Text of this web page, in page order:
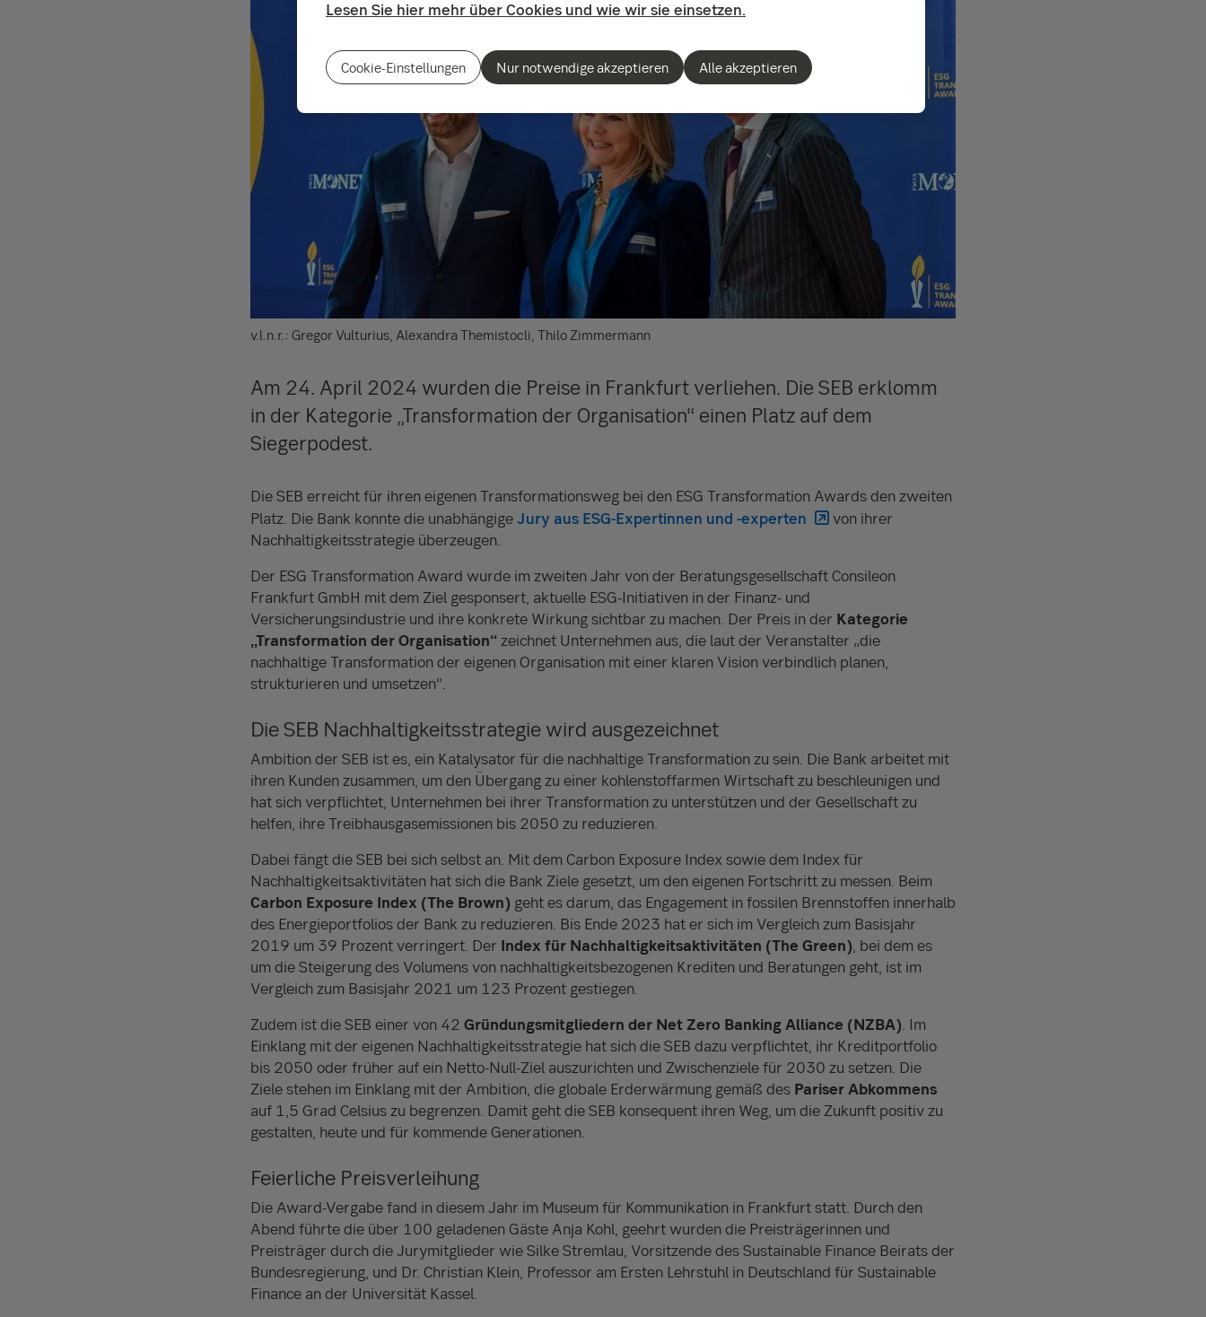
v.l.n.r.: Gregor Vulturius, Alexandra Themistocli, Thilo Zimmermann
Am 24. April 2024 wurden die Preise in Frankfurt verliehen. Die SEB erklomm
in der Kategorie „Transformation der Organisation“ einen Platz auf dem
Siegerpodest.
Die SEB erreicht für ihren eigenen Transformationsweg bei den ESG Transformation Awards den zweiten
Platz. Die Bank konnte die unabhängigeJury aus ESG-Expertinnen und -experten
von ihrer
Nachhaltigkeitsstrategie überzeugen.
Der ESG Transformation Award wurde im zweiten Jahr von der Beratungsgesellschaft Consileon
Frankfurt GmbH mit dem Ziel gesponsert, aktuelle ESG-Initiativen in der Finanz- und
Versicherungsindustrie und ihre konkrete Wirkung sichtbar zu machen. Der Preis in der Kategorie
„Transformation der Organisation“zeichnet Unternehmen aus, die laut der Veranstalter „die
nachhaltige Transformation der eigenen Organisation mit einer klaren Vision verbindlich planen,
strukturieren und umsetzen“.
Die SEB Nachhaltigkeitsstrategie wird ausgezeichnet
Ambition der SEB ist es, ein Katalysator für die nachhaltige Transformation zu sein. Die Bank arbeitet mit
ihren Kunden zusammen, um den Übergang zu einer kohlenstoffarmen Wirtschaft zu beschleunigen und
hat sich verpflichtet, Unternehmen bei ihrer Transformation zu unterstützen und der Gesellschaft zu
helfen, ihre Treibhausgasemissionen bis 2050 zu reduzieren.
Dabei fängt die SEB bei sich selbst an. Mit dem Carbon Exposure Index sowie dem Index für
Nachhaltigkeitsaktivitäten hat sich die Bank Ziele gesetzt, um den eigenen Fortschritt zu messen. Beim
Carbon Exposure Index (The Brown) geht es darum, das Engagement in fossilen Brennstoffen innerhalb
des Energieportfolios der Bank zu reduzieren. Bis Ende 2023 hat er sich im Vergleich zum Basisjahr
2019 um 39 Prozent verringert. Der Index für Nachhaltigkeitsaktivitäten (The Green), bei dem es
um die Steigerung des Volumens von nachhaltigkeitsbezogenen Krediten und Beratungen geht, ist im
Vergleich zum Basisjahr 2021 um 123 Prozent gestiegen.
Zudem ist die SEB einer von 42 Gründungsmitgliedern der Net Zero Banking Alliance (NZBA). Im
Einklang mit der eigenen Nachhaltigkeitsstrategie hat sich die SEB dazu verpflichtet, ihr Kreditportfolio
bis 2050 oder früher auf ein Netto-Null-Ziel auszurichten und Zwischenziele für 2030 zu setzen. Die
Ziele stehen im Einklang mit der Ambition, die globale Erderwärmung gemäß des Pariser Abkommens
auf 1,5 Grad Celsius zu begrenzen. Damit geht die SEB konsequent ihren Weg, um die Zukunft positiv zu
gestalten, heute und für kommende Generationen.
Feierliche Preisverleihung
Die Award-Vergabe fand in diesem Jahr im Museum für Kommunikation in Frankfurt statt. Durch den
Abend führte die über 100 geladenen Gäste Anja Kohl, geehrt wurden die Preisträgerinnen und
Preisträger durch die Jurymitglieder wie Silke Stremlau, Vorsitzende des Sustainable Finance Beirats der
Bundesregierung, und Dr. Christian Klein, Professor am Ersten Lehrstuhl in Deutschland für Sustainable
Finance an der Universität Kassel.
Lesen Sie hier mehr über Cookies und wie wir sie einsetzen.
Cookie-Einstellungen Nur notwendige akzeptieren Alle akzeptieren